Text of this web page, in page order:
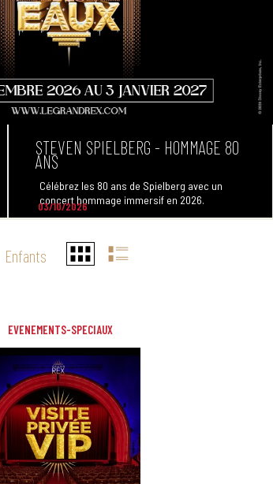
STEVEN SPIELBERG - HOMMAGE 80
ANS
Célébrez les 80 ans de Spielberg avec un
concert hommage immersif en 2026.
03/10/2026
Enfants
EVENEMENTS-SPECIAUX